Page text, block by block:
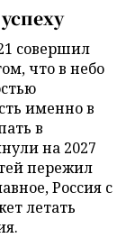
совершил
что в небо
именно в
в
на 2027
пережил
Россия с
летать